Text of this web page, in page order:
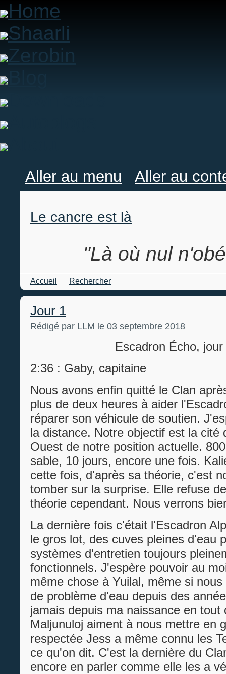
Home
Shaarli
Zerobin
Aller au menu Aller au
Le cancre est là
"Là où nul
Accueil Rechercher
Jour 1
Rédigé par LLM le 03 septembre 2018
Escadron Écho, jour
2:36 : Gaby, capitaine
Nous avons enfin quitté le Clan
plus de deux heures à aider
réparer son véhicule de soutien.
la distance. Notre objectif est la cité
Ouest de notre position actuelle.
sable, 10 jours, encore une fois.
cette fois, d'après sa théorie, c'est
tomber sur la surprise. Elle refuse
théorie cependant. Nous verrons
La dernière fois c'était l'Escadron
le gros lot, des cuves pleines d'eau
systèmes d'entretien toujours
fonctionnels. J'espère pouvoir au
même chose à Yuilal, même si
de problème d'eau depuis des
jamais depuis ma naissance en tout
Maljunuloj aiment à nous mettre en
respectée Jess a même connu les
ce qu'on dit. C'est la dernière du
encore en parler comme elle les a